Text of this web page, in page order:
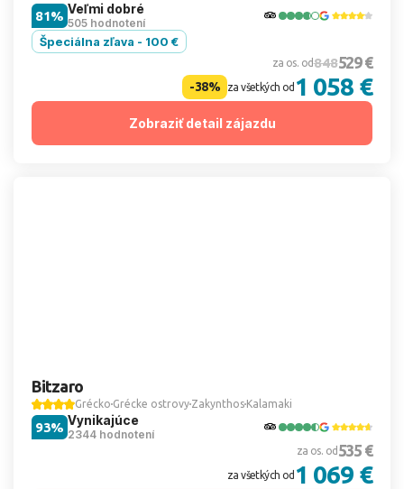
Veľmi dobré
505 hodnotení
81%
Špeciálna zľava - 100 €
za os. od848529 €
-38% za všetkých od 1 058 €
Zobraziť detail zájazdu
Bitzaro
Grécko Grécke ostrovy Zakynthos Kalamaki
Vynikajúce
2344 hodnotení
93%
za os. od 535 €
za všetkých od 1 069 €